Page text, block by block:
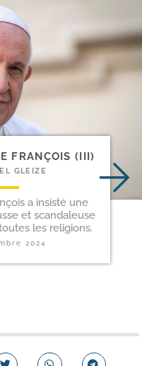
FRANÇOIS (III)
GLEIZE
a insisté une
et scandaleuse
les religions.
2024